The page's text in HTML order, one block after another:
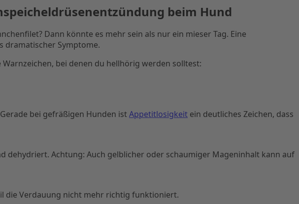
beim Hund
Dann könnte es mehr sein als nur ein mieser Tag. Eine
dramatischer Symptome.
bei denen du hellhörig werden solltest:
bei gefräßigen Hunden istAppetitlosigkeit ein deutliches Zeichen, dass
dehydriert. Achtung: Auch gelblicher oder schaumiger Mageninhalt kann auf
die Verdauung nicht mehr richtig funktioniert.